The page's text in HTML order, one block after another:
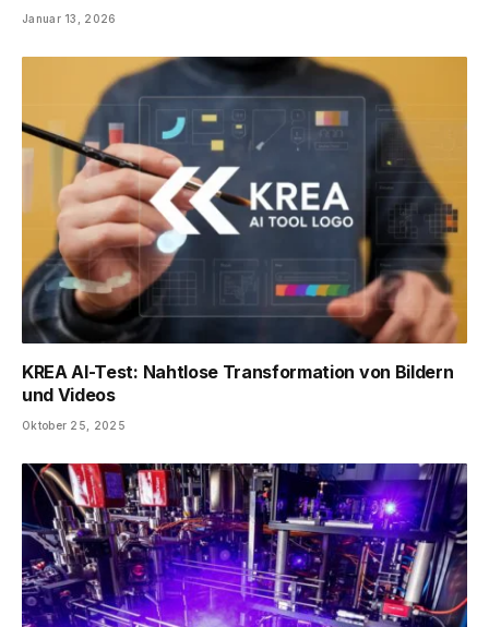
Januar 13, 2026
KREA AI-Test: Nahtlose Transformation von Bildern
und Videos
Oktober 25, 2025